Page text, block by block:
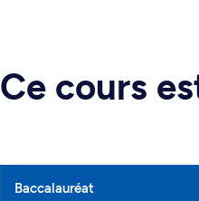
Ce cours
Baccalauréat